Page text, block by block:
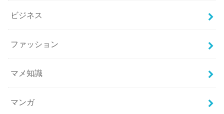
ビジネス
ファッション
マメ知識
マンガ